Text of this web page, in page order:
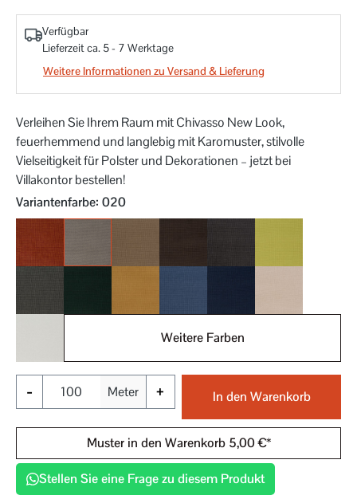
Verfügbar
Lieferzeit ca. 5 - 7 Werktage
Weitere Informationen zu Versand & Lieferung
Verleihen Sie Ihrem Raum mit Chivasso New Look,
feuerhemmend und langlebig mit Karomuster, stilvolle
Vielseitigkeit für Polster und Dekorationen – jetzt bei
Villakontor bestellen!
Variantenfarbeauswählen
: 020
Weitere Farben
- Meter + In den Warenkorb
Muster in den Warenkorb 5,00 €*
Stellen Sie eine Frage zu diesem Produkt